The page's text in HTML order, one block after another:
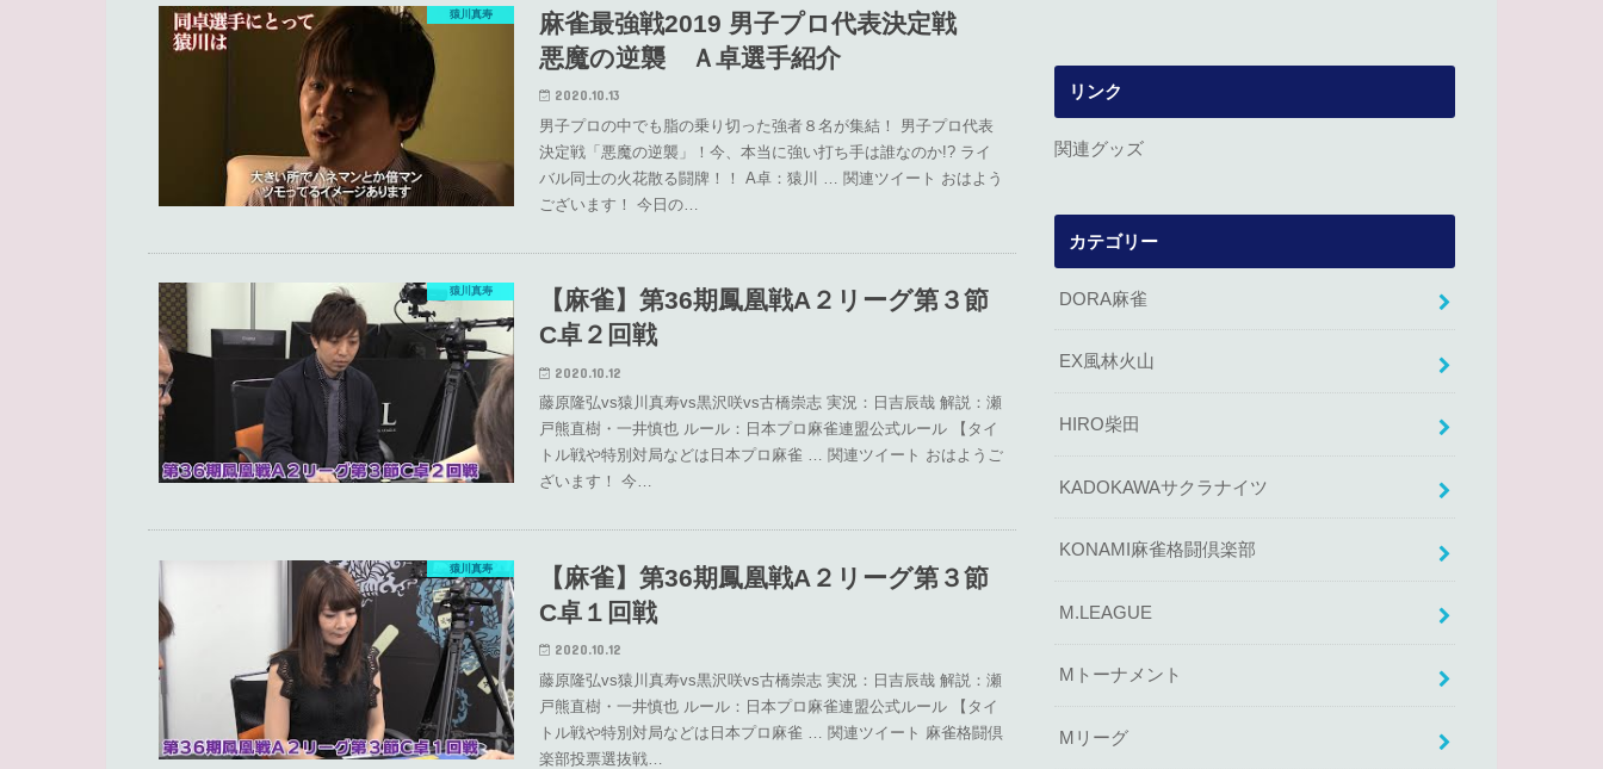
猿川真寿
麻雀最強戦2019 男子プロ代表決定戦
悪魔の逆襲 Ａ卓選手紹介
2020.10.13
男子プロの中でも脂の乗り切った強者８名が集結！ 男子プロ代表
決定戦「悪魔の逆襲」！今、本当に強い打ち手は誰なのか!? ライ
バル同士の火花散る闘牌！！ A卓：猿川 … 関連ツイート おはよう
ございます！ 今日の…
猿川真寿
【麻雀】第36期鳳凰戦A２リーグ第３節
C卓２回戦
2020.10.12
藤原隆弘vs猿川真寿vs黒沢咲vs古橋崇志 実況：日吉辰哉 解説：瀬
戸熊直樹・一井慎也 ルール：日本プロ麻雀連盟公式ルール 【タイ
トル戦や特別対局などは日本プロ麻雀 … 関連ツイート おはようご
ざいます！ 今…
猿川真寿
【麻雀】第36期鳳凰戦A２リーグ第３節
C卓１回戦
2020.10.12
藤原隆弘vs猿川真寿vs黒沢咲vs古橋崇志 実況：日吉辰哉 解説：瀬
戸熊直樹・一井慎也 ルール：日本プロ麻雀連盟公式ルール 【タイ
トル戦や特別対局などは日本プロ麻雀 … 関連ツイート 麻雀格闘倶
楽部投票選抜戦…
リンク
関連グッズ
カテゴリー
DORA麻雀
EX風林火山
HIRO柴田
KADOKAWAサクラナイツ
KONAMI麻雀格闘倶楽部
M.LEAGUE
Mトーナメント
Mリーグ